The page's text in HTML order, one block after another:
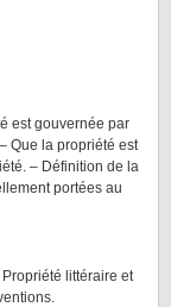
est gouvernée par
Que la propriété est
– Définition de la
portées au
littéraire et